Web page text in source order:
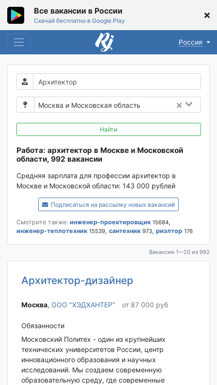
Все вакансии в России
Скачай бесплатно в Google Play
Россия
Москва и Московская область
Найти
Работа: архитектор в Москве и Московской
области, 992 вакансии
Средняя зарплата для профессии архитектор в
Москве и Московской области: 143 000 рублей
Подписаться на рассылку новых вакансий
Смотрите также: инженер-проектировщик 15684,
инженер-теплотехник 15539, сантехник 973, риэлтор 176
Вакансии 1—20 из 992
Архитектор-дизайнер
Москва‎, ООО "ХЭДХАНТЕР" от 87 000 руб
Обязанности
Московский Политех - один из крупнейших
технических университетов России, центр
инновационного образования и научных
исследований. Мы создаем современную
образовательную среду, где современные